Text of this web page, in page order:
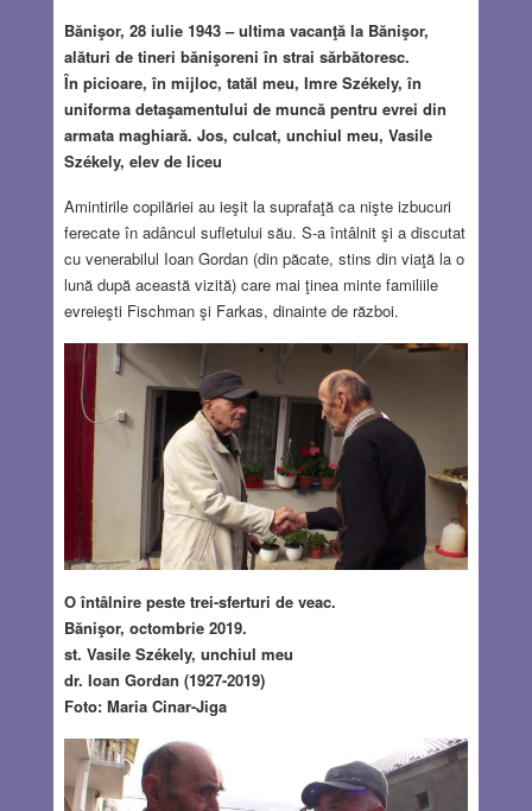
Bănişor, 28 iulie 1943 – ultima vacanţă la Bănişor,
alături de tineri bănişoreni în strai sărbătoresc.
În picioare, în mijloc, tatăl meu, Imre Székely, în
uniforma detaşamentului de muncă pentru evrei din
armata maghiară. Jos, culcat, unchiul meu, Vasile
Székely, elev de liceu
Amintirile copilăriei au ieşit la suprafaţă ca nişte izbucuri
ferecate în adâncul sufletului său. S-a întâlnit şi a discutat
cu venerabilul Ioan Gordan (din păcate, stins din viaţă la o
lună după această vizită) care mai ţinea minte familiile
evreieşti Fischman şi Farkas, dinainte de război.
O întâlnire peste trei-sferturi de veac.
Bănişor, octombrie 2019.
st. Vasile Székely, unchiul meu
dr. Ioan Gordan (1927-2019)
Foto: Maria Cinar-Jiga